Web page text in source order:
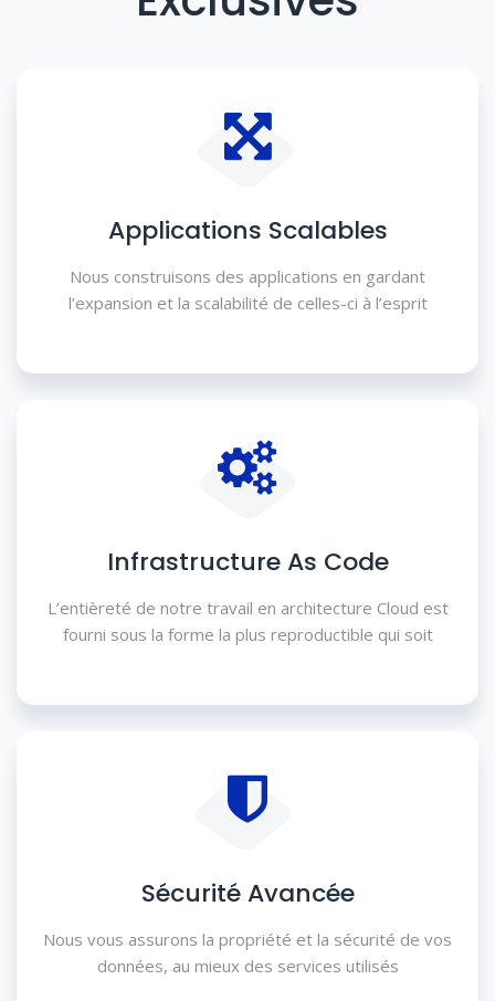
Applications Scalables
Nous construisons des applications en gardant
l’expansion et la scalabilité de celles-ci à l’esprit
Infrastructure As Code
L’entièreté de notre travail en architecture Cloud est
fourni sous la forme la plus reproductible qui soit
Sécurité Avancée
Nous vous assurons la propriété et la sécurité de vos
données, au mieux des services utilisés